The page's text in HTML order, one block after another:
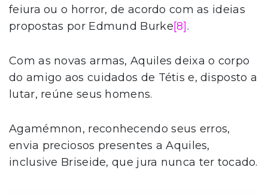
feiura ou o horror, de acordo com as ideias
propostas por Edmund Burke[8].
Com as novas armas, Aquiles deixa o corpo
do amigo aos cuidados de Tétis e, disposto a
lutar, reúne seus homens.
Agamémnon, reconhecendo seus erros,
envia preciosos presentes a Aquiles,
inclusive Briseide, que jura nunca ter tocado.